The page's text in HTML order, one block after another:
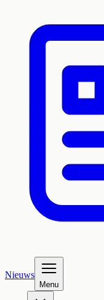
Nieuws
Menu